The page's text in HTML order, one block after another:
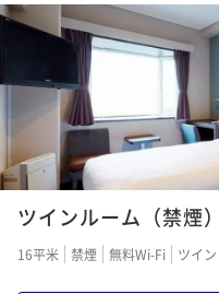
ツインルーム（禁煙）
16平米 禁煙 無料Wi-Fi ツイン